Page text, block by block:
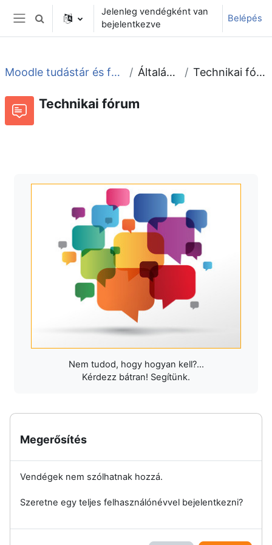
Tovább a fő tartalomhoz
Oldalpanel
Keresési bemeneti adatok váltása
Jelenleg vendégként van
bejelentkezve
Belépés
Moodle tudástár és fórum Általános Technikai fórum
Technikai fórum
Nem tudod, hogy hogyan kell?...
Kérdezz bátran! Segítünk.
Megerősítés
Vendégek nem szólhatnak hozzá.
Szeretne egy teljes felhasználónévvel bejelentkezni?